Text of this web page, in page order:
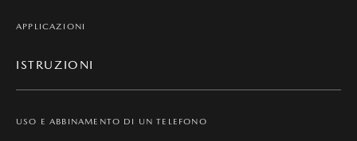
APPLICAZIONI
ISTRUZIONI
USO E ABBINAMENTO DI UN TELEFONO